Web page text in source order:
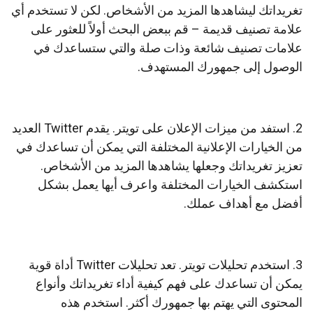
تغريداتك ليشاهدها المزيد من الأشخاص. لكن لا تستخدم أي
علامة تصنيف قديمة – قم ببعض البحث أولاً للعثور على
علامات تصنيف شائعة وذات صلة والتي ستساعدك في
الوصول إلى جمهورك المستهدف.
2. استفد من ميزات الإعلان على تويتر.
يقدم Twitter العديد
من الخيارات الإعلانية المختلفة التي يمكن أن تساعدك في
تعزيز تغريداتك وجعلها يشاهدها المزيد من الأشخاص.
استكشف الخيارات المختلفة واعرف أيها يعمل بشكل
أفضل مع أهداف عملك.
3. استخدم تحليلات تويتر.
تعد تحليلات Twitter أداة قوية
يمكن أن تساعدك على فهم كيفية أداء تغريداتك وأنواع
المحتوى التي يهتم بها جمهورك أكثر. استخدم هذه